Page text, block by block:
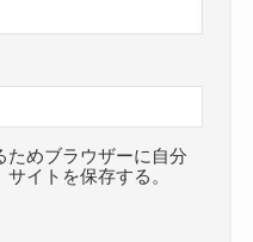
ためブラウザーに自分
イトを保存する。